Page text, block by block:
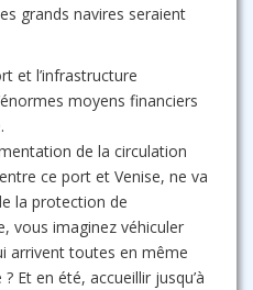
grands navires seraient
et l’infrastructure
moyens financiers
de la circulation
ce port et Venise, ne va
la protection de
vous imaginez véhiculer
arrivent toutes en même
Et en été, accueillir jusqu’à